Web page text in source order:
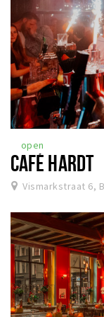
open
CAFÉ HARDT
Vismarkstraat 6,